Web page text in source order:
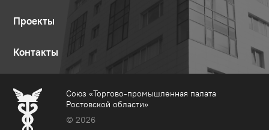
Проекты
Контакты
Союз «Торгово-промышленная палата
Ростовской области»
© 2026